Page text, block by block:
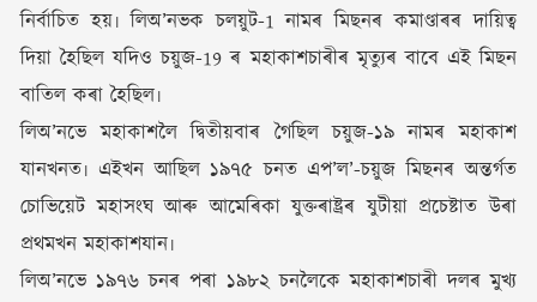
নিৰ্বাচিত হয়৷ লিঅ’নভক চলয়ুট-1 নামৰ মিছনৰ কমাণ্ডাৰৰ দায়িত্ব
দিয়া হৈছিল যদিও চয়ুজ-19 ৰ মহাকাশচাৰীৰ মৃত্যুৰ বাবে এই মিছন
বাতিল কৰা হৈছিল৷
লিঅ’নভে মহাকাশলৈ দ্বিতীয়বাৰ গৈছিল চয়ুজ-১৯ নামৰ মহাকাশ
যানখনত৷ এইখন আছিল ১৯৭৫ চনত এপ’ল’-চয়ুজ মিছনৰ অন্তৰ্গত
চোভিয়েট মহাসংঘ আৰু আমেৰিকা যুক্তৰাষ্ট্ৰৰ যুটীয়া প্ৰচেষ্টাত উৰা
প্ৰথমখন মহাকাশযান৷
লিঅ’নভে ১৯৭৬ চনৰ পৰা ১৯৮২ চনলৈকে মহাকাশচাৰী দলৰ মুখ্য